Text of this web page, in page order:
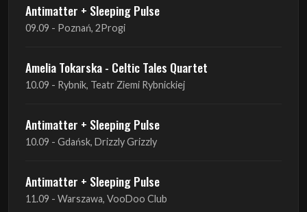
Antimatter + Sleeping Pulse
09.09 - Poznań, 2Progi
Amelia Tokarska - Celtic Tales Quartet
10.09 - Rybnik, Teatr Ziemi Rybnickiej
Antimatter + Sleeping Pulse
10.09 - Gdańsk, Drizzly Grizzly
Antimatter + Sleeping Pulse
11.09 - Warszawa, VooDoo Club